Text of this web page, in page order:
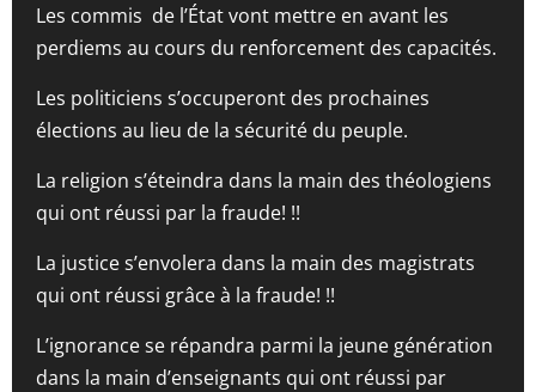
Les commis de l’État vont mettre en avant les
perdiems au cours du renforcement des capacités.
Les politiciens s’occuperont des prochaines
élections au lieu de la sécurité du peuple.
La religion s’éteindra dans la main des théologiens
qui ont réussi par la fraude! !!
La justice s’envolera dans la main des magistrats
qui ont réussi grâce à la fraude! !!
L’ignorance se répandra parmi la jeune génération
dans la main d’enseignants qui ont réussi par